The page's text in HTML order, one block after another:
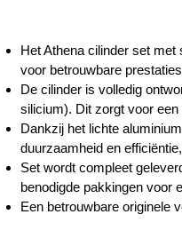
Het Athena cilinder set
voor betrouwbare
De cilinder is volledig
silicium). Dit zorgt voor
Dankzij het lichte
duurzaamheid en
Set wordt compleet
benodigde pakkingen voor
Een betrouwbare originele